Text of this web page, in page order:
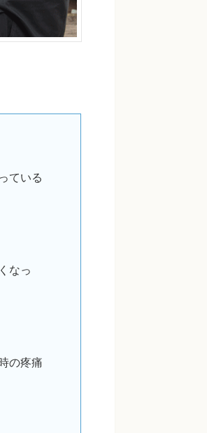
ている
なっ
の疼痛